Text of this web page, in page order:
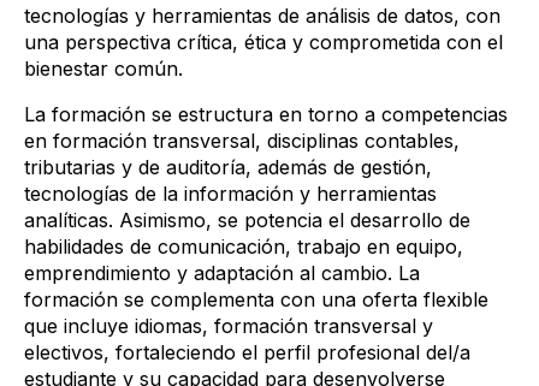
tecnologías y herramientas de análisis de datos, con
una perspectiva crítica, ética y comprometida con el
bienestar común.
La formación se estructura en torno a competencias
en formación transversal, disciplinas contables,
tributarias y de auditoría, además de gestión,
tecnologías de la información y herramientas
analíticas. Asimismo, se potencia el desarrollo de
habilidades de comunicación, trabajo en equipo,
emprendimiento y adaptación al cambio. La
formación se complementa con una oferta flexible
que incluye idiomas, formación transversal y
electivos, fortaleciendo el perfil profesional del/a
estudiante y su capacidad para desenvolverse